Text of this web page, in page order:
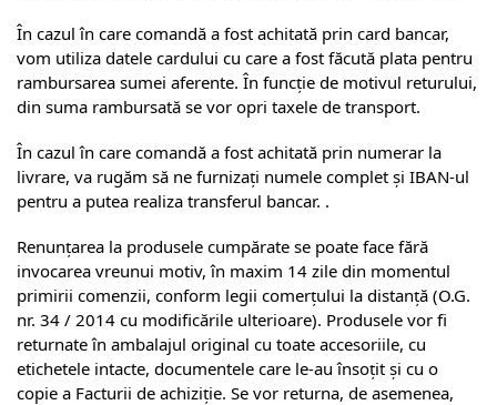
În cazul în care comandă a fost achitată prin card bancar,
vom utiliza datele cardului cu care a fost făcută plata pentru
rambursarea sumei aferente. În funcție de motivul returului,
din suma rambursată se vor opri taxele de transport.
În cazul în care comandă a fost achitată prin numerar la
livrare, va rugăm să ne furnizați numele complet și IBAN-ul
pentru a putea realiza transferul bancar. .
Renunțarea la produsele cumpărate se poate face fără
invocarea vreunui motiv, în maxim 14 zile din momentul
primirii comenzii, conform legii comerțului la distanță (O.G.
nr. 34 / 2014 cu modificările ulterioare). Produsele vor fi
returnate în ambalajul original cu toate accesoriile, cu
etichetele intacte, documentele care le-au însoțit și cu o
copie a Facturii de achiziție. Se vor returna, de asemenea,